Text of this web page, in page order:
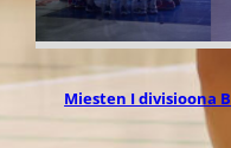
Miesten I divisioona B